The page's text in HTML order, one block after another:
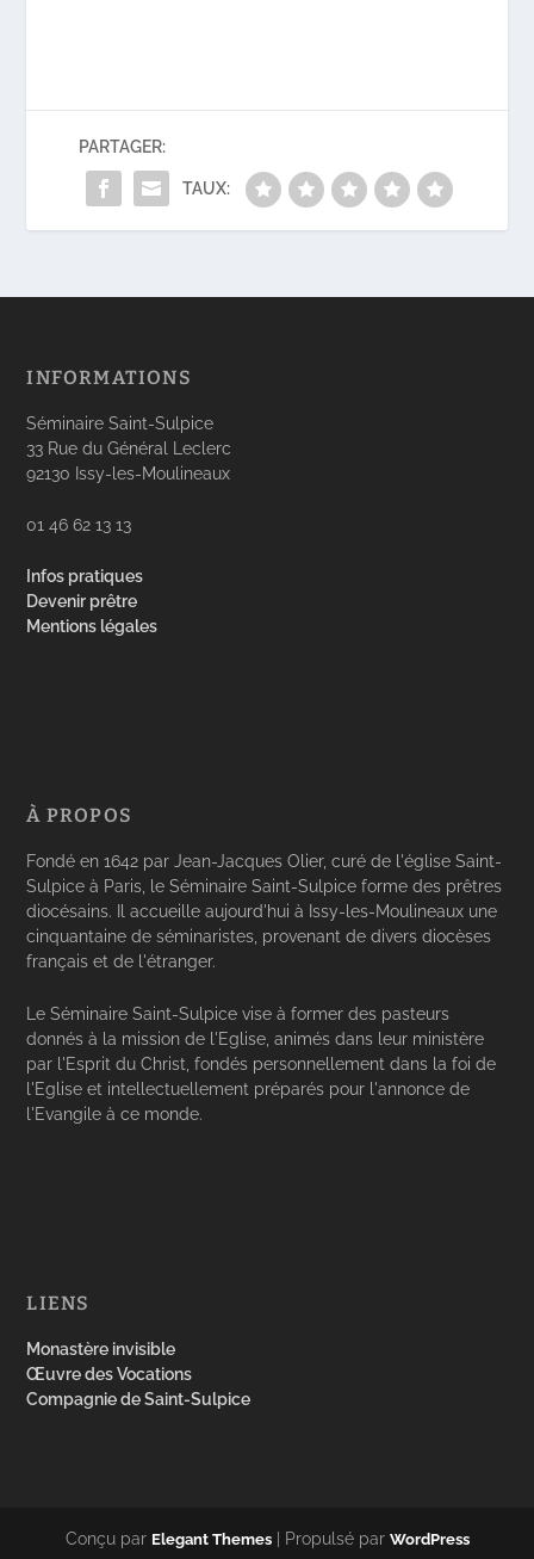
PARTAGER:
TAUX:
INFORMATIONS
Séminaire Saint-Sulpice
33 Rue du Général Leclerc
92130 Issy-les-Moulineaux
01 46 62 13 13
Infos pratiques
Devenir prêtre
Mentions légales
À PROPOS
Fondé en 1642 par Jean-Jacques Olier, curé de l'église Saint-
Sulpice à Paris, le Séminaire Saint-Sulpice forme des prêtres
diocésains. Il accueille aujourd'hui à Issy-les-Moulineaux une
cinquantaine de séminaristes, provenant de divers diocèses
français et de l'étranger.
Le Séminaire Saint-Sulpice vise à former des pasteurs
donnés à la mission de l'Eglise, animés dans leur ministère
par l'Esprit du Christ, fondés personnellement dans la foi de
l'Eglise et intellectuellement préparés pour l'annonce de
l'Evangile à ce monde.
LIENS
Monastère invisible
Œuvre des Vocations
Compagnie de Saint-Sulpice
Conçu par Elegant Themes| Propulsé par WordPress